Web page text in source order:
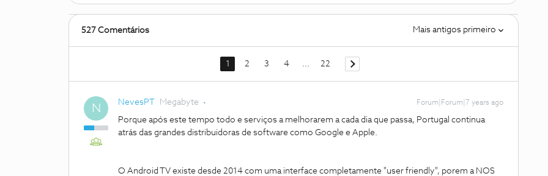
527 Comentários Mais antigos primeiro
1 2 3 4 22
N NevesPT Megabyte Forum|Forum|7 years ago
Porque após este tempo todo e serviços a melhorarem a cada dia que passa, Portugal continua
atrás das grandes distribuidoras de software como Google e Apple.
O Android TV existe desde 2014 com uma interface completamente "user friendly", porem a NOS